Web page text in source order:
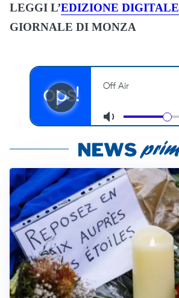
LEGGI L’EDIZIONE DIGITALE
GIORNALE DI MONZA